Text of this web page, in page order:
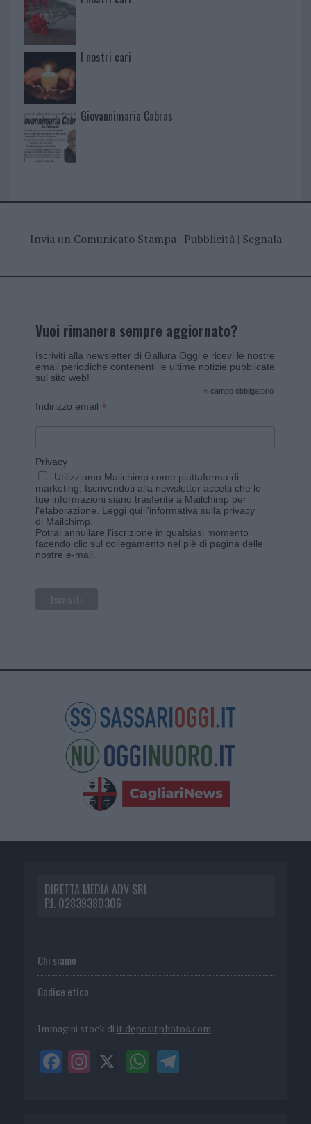
I nostri cari
Giovannimaria Cabras
Invia un Comunicato Stampa| Pubblicità| Segnala
Vuoi rimanere sempre aggiornato?
Iscriviti alla newsletter di Gallura Oggi e ricevi le nostre
email periodiche contenenti le ultime notizie pubblicate
sul sito web!
* campo obbligatorio
Indirizzo email *
Privacy
Utilizziamo Mailchimp come piattaforma di
marketing. Iscrivendoti alla newsletter accetti che le
tue informazioni siano trasferite a Mailchimp per
l'elaborazione. Leggi qui l'informativa sulla privacy
di Mailchimp
Potrai annullare l'iscrizione in qualsiasi momento
facendo clic sul collegamento nel piè di pagina delle
nostre e-mail.
DIRETTA MEDIA ADV SRL
P.I. 02839380306
Chi siamo
Codice etico
Immagini stock di it.depositphotos.com